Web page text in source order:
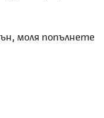
моля попълнете